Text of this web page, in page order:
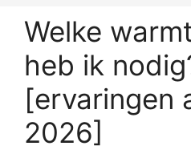
Welke
heb ik
[ervaringen
2026]